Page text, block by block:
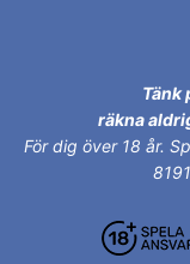
Tänk
räkna
För dig över 18 år.